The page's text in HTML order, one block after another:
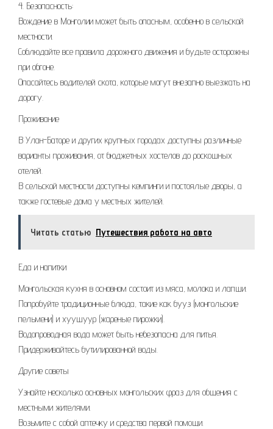
4. Безопасность:
Вождение в Монголии может быть опасным, особенно в сельской
местности.
Соблюдайте все правила дорожного движения и будьте осторожны
при обгоне.
Опасайтесь водителей скота, которые могут внезапно выезжать на
дорогу.
Проживание
В Улан-Баторе и других крупных городах доступны различные
варианты проживания, от бюджетных хостелов до роскошных
отелей.
В сельской местности доступны кемпинги и постоялые дворы, а
также гостевые дома у местных жителей.
Читать статью Путешествия работа на авто
Еда и напитки
Монгольская кухня в основном состоит из мяса, молока и лапши.
Попробуйте традиционные блюда, такие как бууз (монгольские
пельмени) и хуушуур (жареные пирожки).
Водопроводная вода может быть небезопасна для питья.
Придерживайтесь бутилированной воды.
Другие советы
Узнайте несколько основных монгольских фраз для общения с
местными жителями.
Возьмите с собой аптечку и средства первой помощи.